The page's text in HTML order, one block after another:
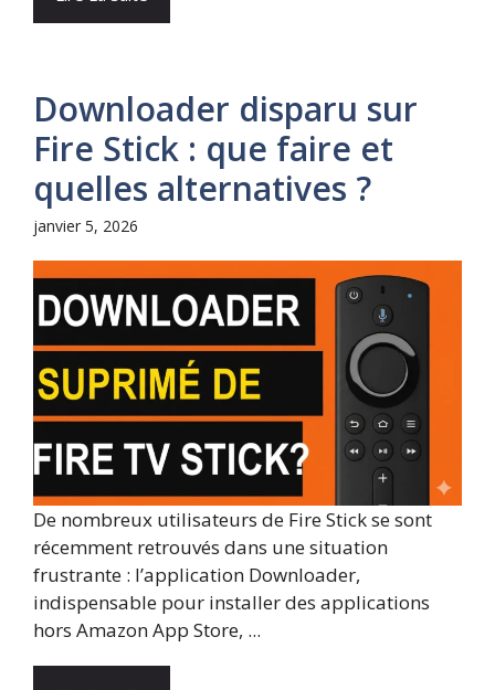
Downloader disparu sur
Fire Stick : que faire et
quelles alternatives ?
janvier 5, 2026
De nombreux utilisateurs de Fire Stick se sont
récemment retrouvés dans une situation
frustrante : l’application Downloader,
indispensable pour installer des applications
hors Amazon App Store, ...